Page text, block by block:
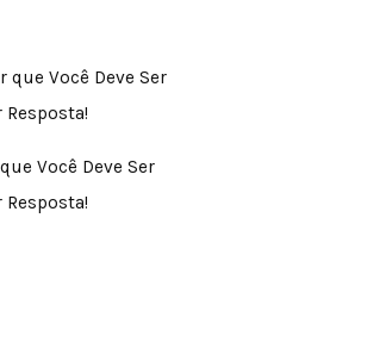
que Você Deve Ser
Você Deve Ser